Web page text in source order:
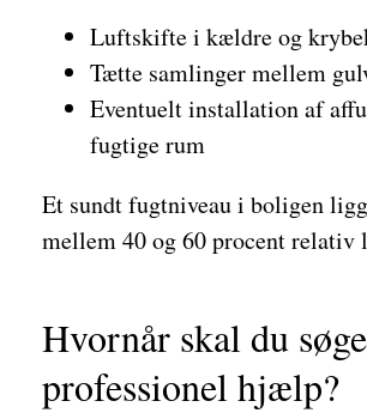
Luftskifte i kældre og
Tætte samlinger mellem
Eventuelt installation af
fugtige rum
Et sundt fugtniveau i boligen
mellem 40 og 60 procent relativ
Hvornår skal du søge
professionel hjælp?